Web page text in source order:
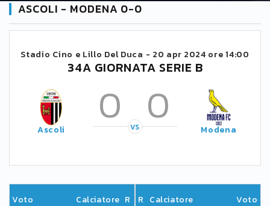
ASCOLI - MODENA 0-0
Stadio Cino e Lillo Del Duca - 20 apr 2024 ore 14:00
34A GIORNATA SERIE B
Ascoli 0 0
VS Modena
Voto Calciatore R R Calciatore Voto